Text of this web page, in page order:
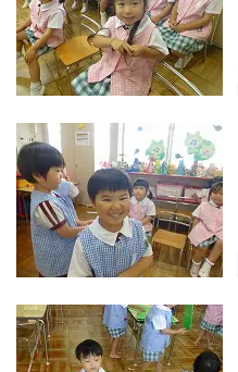
メールでお問合せ
24時間年中いつでもお気軽に